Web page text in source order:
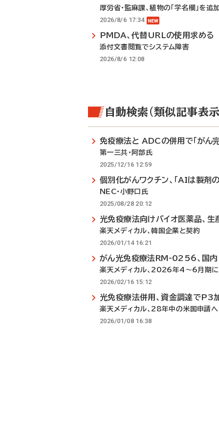
厚労省・監麻課、植物の「学名欄」を追加
2026/8/6 17:34
PMDA、代替URLの使用求める
添付文書閲覧でシステム障害
2026/8/6 12:08
自動検索（類似記事表示
免疫療法と ADCの併用で「がん完
第一三共・阿部氏
2025/12/16 12:59
個別化がんワクチン、「AIは製剤の
NEC・小野口氏
2025/08/28 20:12
光免疫療法向けバイオ医薬品、生
楽天メディカル、韓国企業と契約
2026/01/14 16:21
がん光免疫療法RM-0256、国
楽天メディカル、2026年4～6月期に
2026/02/16 15:12
光免疫療法併用、資金調達でP3
楽天メディカル、28年中の米国申請へ
2026/01/08 16:38